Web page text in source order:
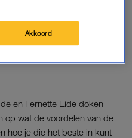
en Fernette Eide doken
op wat de voordelen van de
hoe je die het beste in kunt
Akkoord